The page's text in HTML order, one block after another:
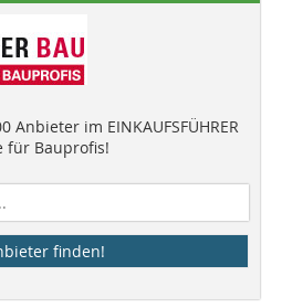
Anbieter im EINKAUFSFÜHRER
für Bauprofis!
finden!